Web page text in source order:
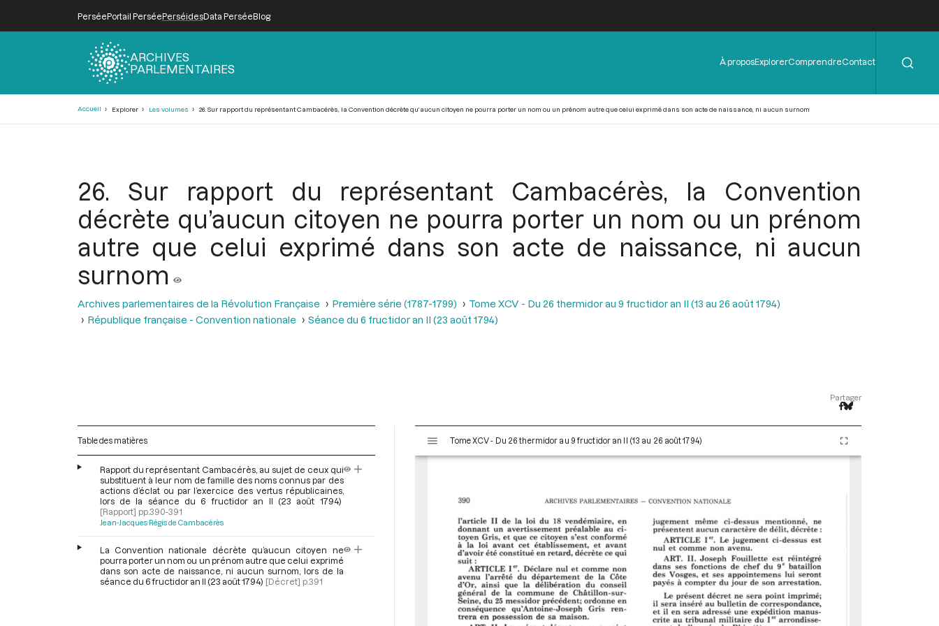
PerséePortail PerséePerséidesData PerséeBlog
ARCHIVES
PARLEMENTAIRES
Menu
de
À proposExplorerComprendreContact
Accueil Explorer Les volumes 26. Sur rapport du représentant Cambacérès, la Convention décrète qu’aucun citoyen ne pourra porter un nom ou un prénom autre que celui exprimé dans son acte de naissance, ni aucun surnom
26. Sur rapport du représentant Cambacérès, la Convention
décrète qu’aucun citoyen ne pourra porter un nom ou un prénom
autre que celui exprimé dans son acte de naissance, ni aucun
surnom
Archives parlementaires de la Révolution Française Première série (1787-1799)
Tome XCV - Du 26 thermidor au 9 fructidor an II (13 au 26 août 1794)
République française - Convention nationale
Séance du 6 fructidor an II (23 août 1794)
Partager
Table des matières
Rapport du représentant Cambacérès, au sujet de ceux qui
substituent à leur nom de famille des noms connus par des
actions d’éclat ou par l’exercice des vertus républicaines,
lors de la séance du 6 fructidor an II (23 août 1794)
[Rapport] pp.390-391
Jean-Jacques Régis de Cambacérès
La Convention nationale décrète qu’aucun citoyen ne
pourra porter un nom ou un prénom autre que celui exprimé
dans son acte de naissance, ni aucun surnom, lors de la
séance du 6 fructidor an II (23 août 1794) [Décret] p.391
s
Tome XCV - Du 26 thermidor au 9 fructidor an II (13 au 26 août 1794)